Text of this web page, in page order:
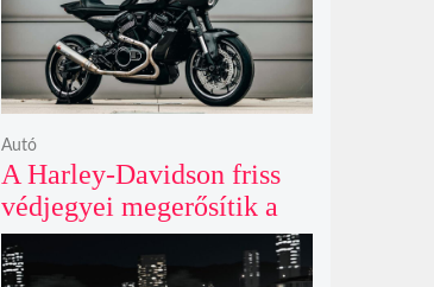
A Harley-Davidson friss
védjegyei megerősítik a
lenyűgöző café racer és
flat tracker szériagyártását
Autó